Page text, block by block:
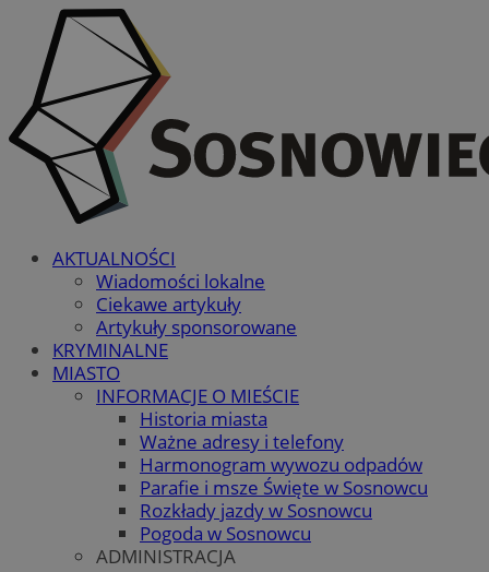
AKTUALNOŚCI
Wiadomości lokalne
Ciekawe artykuły
Artykuły sponsorowane
KRYMINALNE
MIASTO
INFORMACJE O MIEŚCIE
Historia miasta
Ważne adresy i telefony
Harmonogram wywozu odpadów
Parafie i msze Święte w Sosnowcu
Rozkłady jazdy w Sosnowcu
Pogoda w Sosnowcu
ADMINISTRACJA